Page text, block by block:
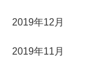
2019年12月
2019年11月